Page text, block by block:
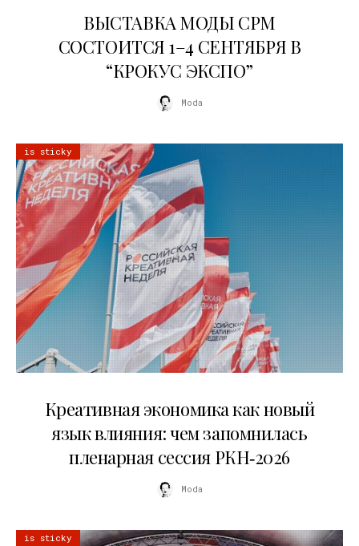
ВЫСТАВКА МОДЫ CPM
СОСТОИТСЯ 1–4 СЕНТЯБРЯ В
“КРОКУС ЭКСПО”
Moda
is sticky
Креативная экономика как новый
язык влияния: чем запомнилась
пленарная сессия РКН‑2026
Moda
is sticky